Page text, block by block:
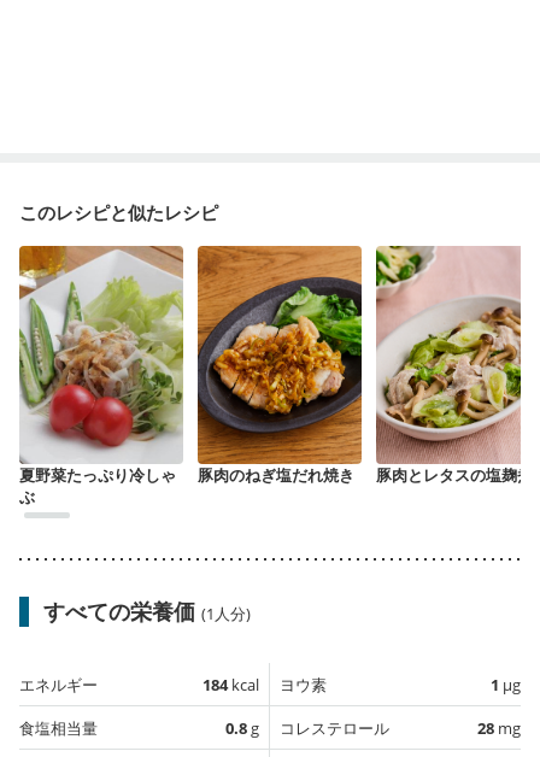
このレシピと似たレシピ
夏野菜たっぷり冷しゃ
ぶ
豚肉のねぎ塩だれ焼き 豚肉とレタスの塩麹煮
すべての栄養価 (1人分)
エネルギー 184kcal
食塩相当量
0.8g
ヨウ素 1 µg
コレステロール
28 mg